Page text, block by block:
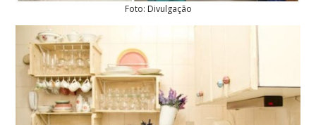
Foto: Divulgação